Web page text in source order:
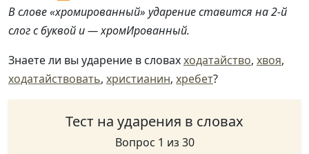
В слове «хромированный» ударение ставится на 2-й
слог с буквой и — хромИрованный.
Знаете ли вы ударение в словахходатайство, хвоя,
ходатайствовать, христианин, хребет?
Тест на ударения в словах
Вопрос 1 из 30